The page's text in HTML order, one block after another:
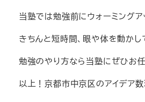
当塾では勉強前にウォーミングア
きちんと短時間、眼や体を動か
勉強のやり方なら当塾にぜひお
以上！京都市中京区のアイデア